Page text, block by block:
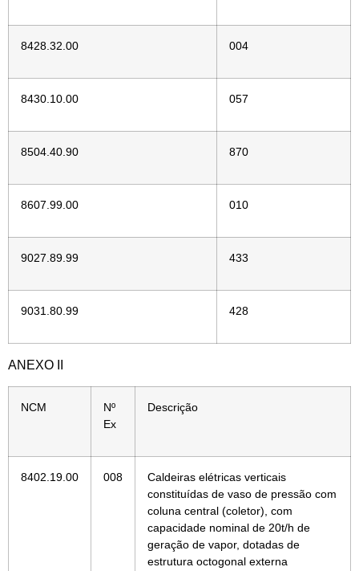
8428.32.00 004
8430.10.00 057
8504.40.90 870
8607.99.00 010
9027.89.99 433
9031.80.99 428
ANEXO II
NCM
Nº
Ex
Descrição
8402.19.00 008
Caldeiras elétricas verticais
constituídas de vaso de pressão com
coluna central (coletor), com
capacidade nominal de 20t/h de
geração de vapor, dotadas de
estrutura octogonal externa